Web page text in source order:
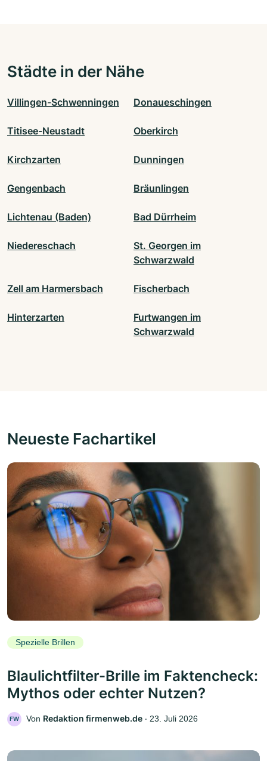
Städte in der Nähe
Villingen-Schwenningen Donaueschingen
Titisee-Neustadt Oberkirch
Kirchzarten Dunningen
Gengenbach Bräunlingen
Lichtenau (Baden) Bad Dürrheim
Niedereschach
St. Georgen im
Schwarzwald
Zell am Harmersbach Fischerbach
Hinterzarten
Furtwangen im
Schwarzwald
Neueste Fachartikel
Spezielle Brillen
Blaulichtfilter-Brille im Faktencheck:
Mythos oder echter Nutzen?
FW Von Redaktion firmenweb.de ‧ 23. Juli 2026